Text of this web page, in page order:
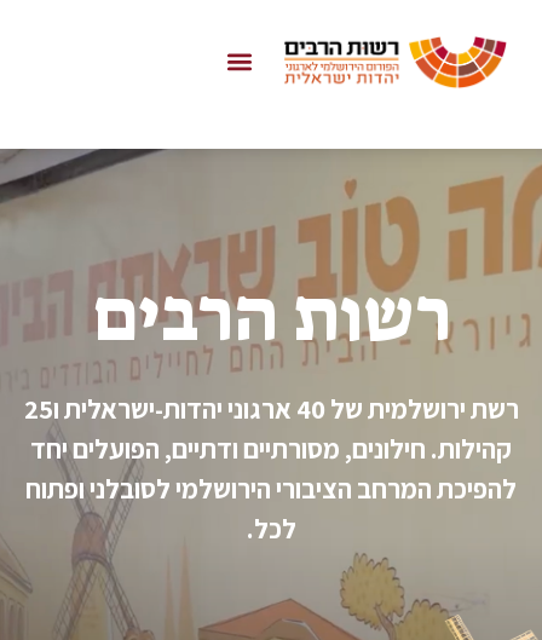
רשות הרבים
רשת ירושלמית של 40 ארגוני יהדות-ישראלית ו25
קהילות. חילונים, מסורתיים ודתיים, הפועלים יחד
להפיכת המרחב הציבורי הירושלמי לסובלני ופתוח
לכל.